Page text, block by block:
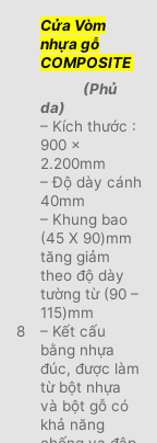
8
Cửa Vòm
nhựa gỗ
COMPOSITE
(Phủ
da)
– Kích thước :
900 x
2.200mm
– Độ dày cánh
40mm
– Khung bao
(45 X 90)mm
tăng giảm
theo độ dày
tường từ (90 –
115)mm
– Kết cấu
bằng nhựa
đúc, được làm
từ bột nhựa
và bột gỗ có
khả năng